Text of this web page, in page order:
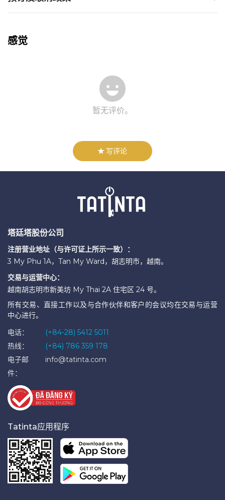
感觉
暂无评价。
写评论
塔廷塔股份公司
注册营业地址（与许可证上所示一致）：
3 My Phu 1A，Tan My Ward，胡志明市，越南。
交易与运营中心：
越南胡志明市新美坊 My Thai 2A 住宅区 24 号。
所有交易、直接工作以及与合作伙伴和客户的会议均在交易与运营
中心进行。
电话：
(+84-28) 5412 5011
热线：
(+84) 786 359 178
电子邮
件：
info@tatinta.com
Tatinta应用程序